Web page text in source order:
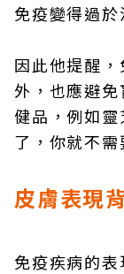
免疫變得過於
因此他提醒
外，也應避
健品，例如
了，你就不需
皮膚表現
免疫疾病的